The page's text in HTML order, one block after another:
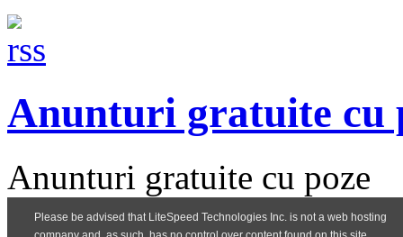
Anunturi gratuite cu
Anunturi gratuite cu poze